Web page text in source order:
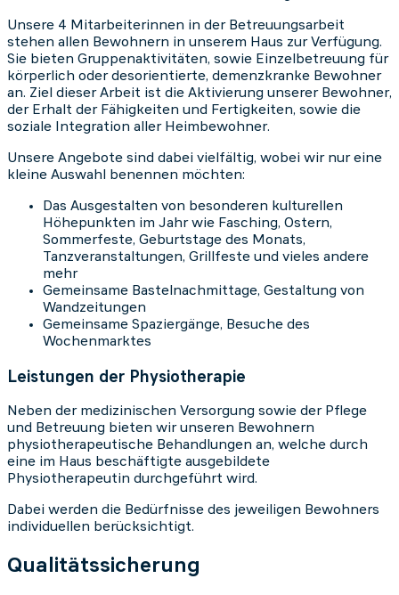
Unsere 4 Mitarbeiterinnen in der Betreuungsarbeit
stehen allen Bewohnern in unserem Haus zur Verfügung.
Sie bieten Gruppenaktivitäten, sowie Einzelbetreuung für
körperlich oder desorientierte, demenzkranke Bewohner
an. Ziel dieser Arbeit ist die Aktivierung unserer Bewohner,
der Erhalt der Fähigkeiten und Fertigkeiten, sowie die
soziale Integration aller Heimbewohner.
Unsere Angebote sind dabei vielfältig, wobei wir nur eine
kleine Auswahl benennen möchten:
Das Ausgestalten von besonderen kulturellen
Höhepunkten im Jahr wie Fasching, Ostern,
Sommerfeste, Geburtstage des Monats,
Tanzveranstaltungen, Grillfeste und vieles andere
mehr
Gemeinsame Bastelnachmittage, Gestaltung von
Wandzeitungen
Gemeinsame Spaziergänge, Besuche des
Wochenmarktes
Leistungen der Physiotherapie
Neben der medizinischen Versorgung sowie der Pflege
und Betreuung bieten wir unseren Bewohnern
physiotherapeutische Behandlungen an, welche durch
eine im Haus beschäftigte ausgebildete
Physiotherapeutin durchgeführt wird.
Dabei werden die Bedürfnisse des jeweiligen Bewohners
individuellen berücksichtigt.
Qualitätssicherung